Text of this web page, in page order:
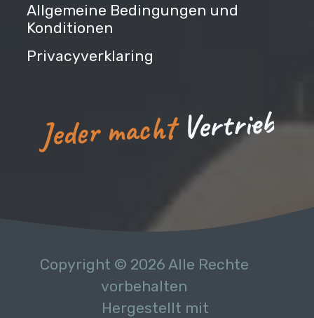
Allgemeine Bedingungen und
Konditionen
Privacyverklaring
Jeder machtVertrieb
Copyright © 2026 Alle Rechte
vorbehalten
Hergestellt mit